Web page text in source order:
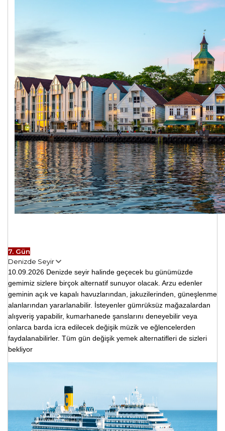
7. Gün
Denizde Seyir
10.09.2026 Denizde seyir halinde geçecek bu günümüzde
gemimiz sizlere birçok alternatif sunuyor olacak. Arzu edenler
geminin açık ve kapalı havuzlarından, jakuzilerinden, güneşlenme
alanlarından yararlanabilir. İsteyenler gümrüksüz mağazalardan
alışveriş yapabilir, kumarhanede şanslarını deneyebilir veya
onlarca barda icra edilecek değişik müzik ve eğlencelerden
faydalanabilirler. Tüm gün değişik yemek alternatifleri de sizleri
bekliyor